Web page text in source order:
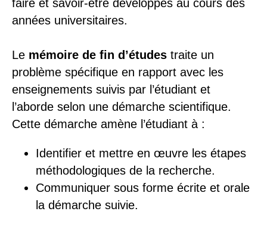
faire et savoir-être développés au cours des
années universitaires.
Le mémoire de fin d’études traite un
problème spécifique en rapport avec les
enseignements suivis par l’étudiant et
l’aborde selon une démarche scientifique.
Cette démarche amène l’étudiant à :
Identifier et mettre en œuvre les étapes
méthodologiques de la recherche.
Communiquer sous forme écrite et orale
la démarche suivie.